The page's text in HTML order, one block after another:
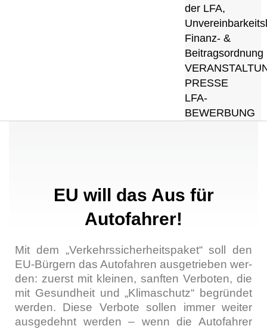
der LFA,
Finanz- &
Beitragsordnung
PRESSE
LFA-
BEWERBUNG
EU will das Aus für
Autofahrer!
Mit dem „Ver­kehrs­si­cher­heits­pa­ket“ soll den
EU-Bür­gern das Auto­fah­ren aus­ge­trie­ben wer­
den: zuerst mit klei­nen, sanf­ten Ver­bo­ten, die
mit Gesund­heit und „Kli­ma­schutz“ begrün­det
wer­den. Die­se Ver­bo­te sol­len immer wei­ter
aus­ge­dehnt wer­den – wenn die Auto­fah­rer